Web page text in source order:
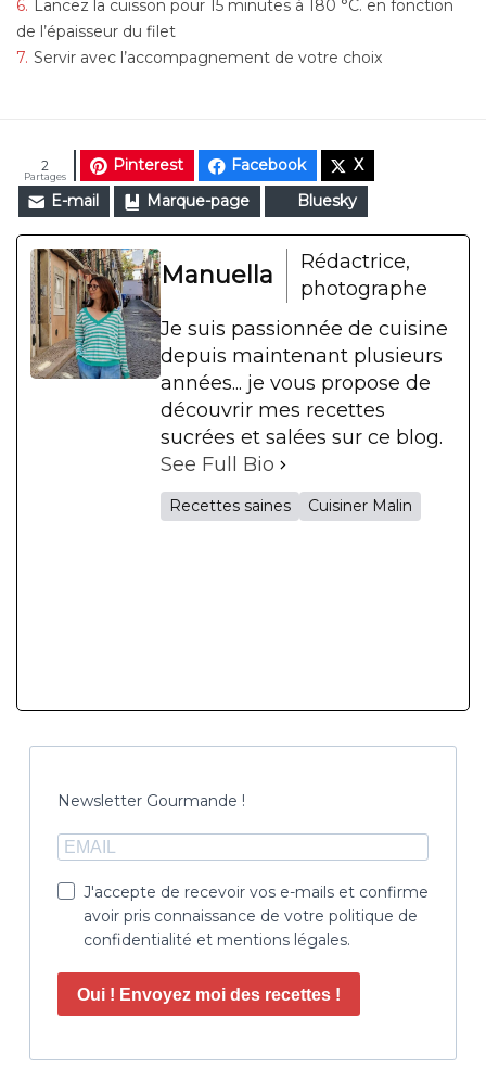
Lancez la cuisson pour 15 minutes à 180 °C. en fonction
de l’épaisseur du filet
Servir avec l’accompagnement de votre choix
Pinterest Facebook
X
E-mail
Marque-page Bluesky
Partages
2
Manuella
Rédactrice,
photographe
Je suis passionnée de cuisine
depuis maintenant plusieurs
années... je vous propose de
découvrir mes recettes
sucrées et salées sur ce blog.
See Full Bio
Recettes saines Cuisiner Malin
Newsletter Gourmande !
J'accepte de recevoir vos e-mails et confirme
avoir pris connaissance de votre politique de
confidentialité et mentions légales.
Oui ! Envoyez moi des recettes !